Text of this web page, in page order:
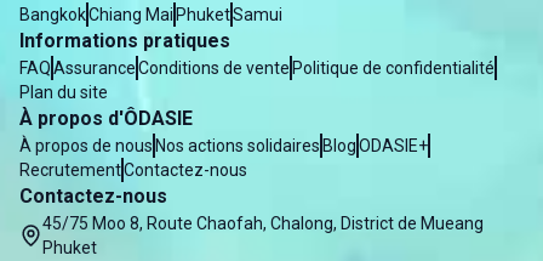
BangkokChiang Mai PhuketSamui
Informations pratiques
FAQAssuranceConditions de vente Politique de confidentialité
Plan du site
À propos d'ÔDASIE
À propos de nous Nos actions solidaires BlogODASIE+
RecrutementContactez-nous
Contactez-nous
45/75 Moo 8, Route Chaofah, Chalong, District de Mueang
Phuket